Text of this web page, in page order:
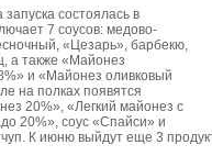
состоялась в
7 соусов: медово-
«Цезарь», барбекю,
а также «Майонез
и «Майонез оливковый
на полках появятся
20%», «Легкий майонез с
20%», соус «Спайси» и
К июню выйдут еще 3